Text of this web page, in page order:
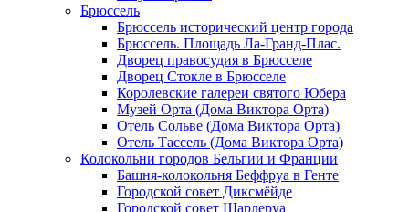
Брюссель
Брюссель исторический центр города
Брюссель. Площадь Ла-Гранд-Плас.
Дворец правосудия в Брюсселе
Дворец Стокле в Брюсселе
Королевские галереи святого Юбера
Музей Орта (Дома Виктора Орта)
Отель Сольве (Дома Виктора Орта)
Отель Тассель (Дома Виктора Орта)
Колокольни городов Бельгии и Франции
Башня-колокольня Беффруа в Генте
Городской совет Диксмёйде
Городской совет Шарлеруа